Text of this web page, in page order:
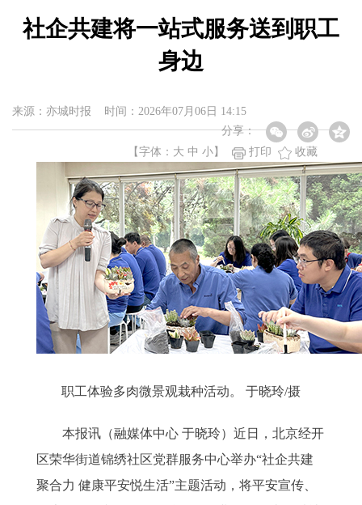
社企共建将一站式服务送到职工
身边
来源：亦城时报 时间：2026年07月06日 14:15
分享：
【字体： 大 中 小 】 打印 收藏
职工体验多肉微景观栽种活动。 于晓玲/摄
本报讯（融媒体中心 于晓玲）近日，北京经开
区荣华街道锦绣社区党群服务中心举办“社企共建
聚合力 健康平安悦生活”主题活动，将平安宣传、